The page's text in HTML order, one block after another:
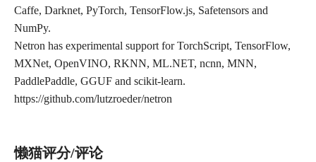
Caffe, Darknet, PyTorch, TensorFlow.js, Safetensors and
NumPy.
Netron has experimental support for TorchScript, TensorFlow,
MXNet, OpenVINO, RKNN, ML.NET, ncnn, MNN,
PaddlePaddle, GGUF and scikit-learn.
https://github.com/lutzroeder/netron
懒猫评分/评论